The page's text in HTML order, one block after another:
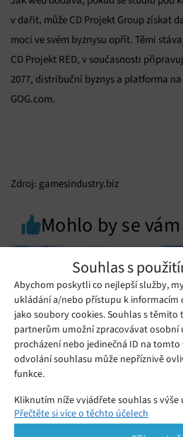
Souhlas s
Abychom poskytli co nejlepší služby,
ukládání a/nebo přístupu k informacím
jako soubory cookies. Souhlas s těmito
partnerům umožní zpracovávat osobní
procházení nebo jedinečná ID na
odvolání souhlasu může nepříznivě
funkce.
Kliknutím níže vyjádřete souhlas s
podrobnější rozhodnutí. Vaše volby
Přečtěte si více o těchto účelech
v dařit, může CD Projekt Group získat
moci ve svém byznysu opřít. Těmi
CD Projekt RED, v současnosti
2077, distribuční byznys a platforma
GOG.com.
Zdroj: gamesindustry.biz
Mohlo by se
Samsung Galaxy A27